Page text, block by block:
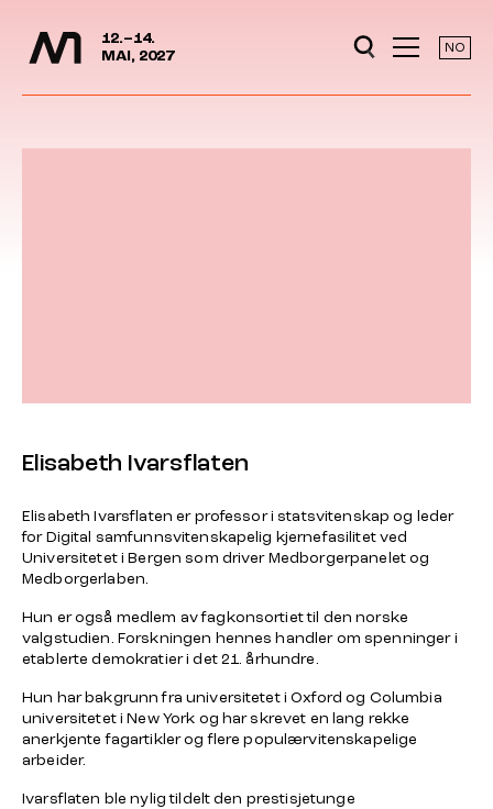
Jump to content
12.–14.
MAI, 2027
NO
Elisabeth Ivarsflaten
Elisabeth Ivarsflaten er professor i statsvitenskap og leder
for Digital samfunnsvitenskapelig kjernefasilitet ved
Universitetet i Bergen som driver Medborgerpanelet og
Medborgerlaben.
Hun er også medlem av fagkonsortiet til den norske
valgstudien. Forskningen hennes handler om spenninger i
etablerte demokratier i det 21. århundre.
Hun har bakgrunn fra universitetet i Oxford og Columbia
universitetet i New York og har skrevet en lang rekke
anerkjente fagartikler og flere populærvitenskapelige
arbeider.
Ivarsflaten ble nylig tildelt den prestisjetunge